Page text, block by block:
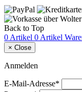
Back to Top
0 Artikel 0 Artikel
× Close
Anmelden
E-Mail-Adresse*